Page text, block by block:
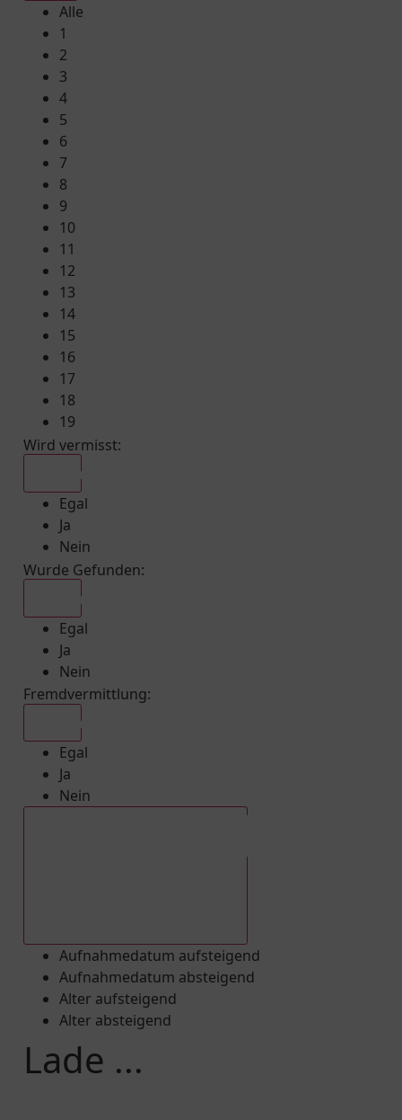
Alle
1
2
3
4
5
6
7
8
9
10
11
12
13
14
15
16
17
18
19
Wird vermisst:
Egal
Ja
Nein
Wurde Gefunden:
Egal
Ja
Nein
Fremdvermittlung:
Egal
Ja
Nein
Aufnahmedatum aufsteigend
Aufnahmedatum absteigend
Alter aufsteigend
Alter absteigend
Lade ...